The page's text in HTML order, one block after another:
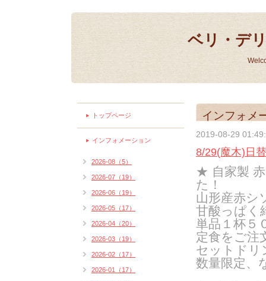
ベリ・デ
インフォメ
2019-08-29
8/29(魔木)日
★ 自家製
た！
山形産赤シ
甘酸っぱく
単品１杯５
定食をご注
セットドリ
数量限定、
トップページ
インフォメーション
2026-08（5）
2026-07（19）
2026-06（19）
2026-05（17）
2026-04（20）
2026-03（19）
2026-02（17）
2026-01（17）